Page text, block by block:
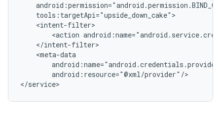
<action
android:resource="@xml/provider"/>